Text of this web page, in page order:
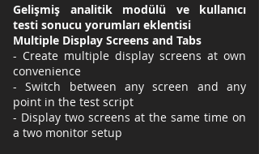
Gelişmiş analitik modülü ve kullanıcı
testi sonucu yorumları eklentisi
Multiple Display Screens and Tabs
- Create multiple display screens at own
convenience
- Switch between any screen and any
point in the test script
- Display two screens at the same time on
a two monitor setup